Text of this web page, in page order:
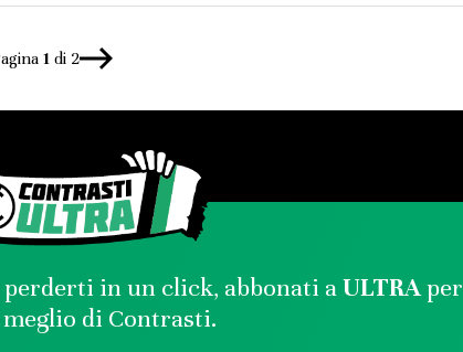
1 di 2
in un click, abbonati aULTRAper
di Contrasti.